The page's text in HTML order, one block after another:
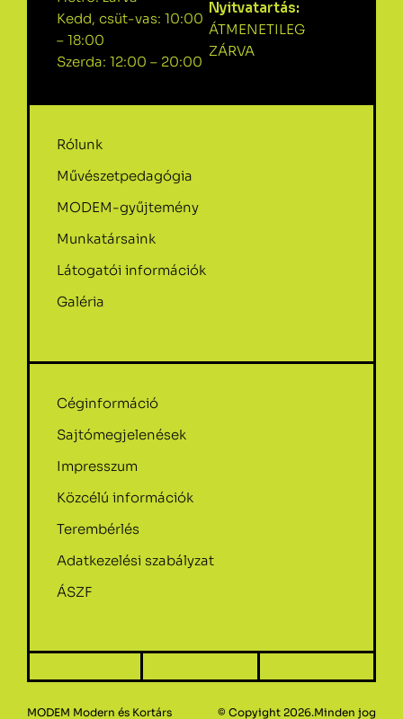
Kedd, csüt-vas: 10:00
– 18:00
Szerda: 12:00 – 20:00
Nyitvatartás:
ÁTMENETILEG
ZÁRVA
Rólunk
Művészetpedagógia
MODEM-gyűjtemény
Munkatársaink
Látogatói információk
Galéria
Céginformáció
Sajtómegjelenések
Impresszum
Közcélú információk
Terembérlés
Adatkezelési szabályzat
ÁSZF
MODEM Modern és Kortárs © Copyight 2026.Minden jog